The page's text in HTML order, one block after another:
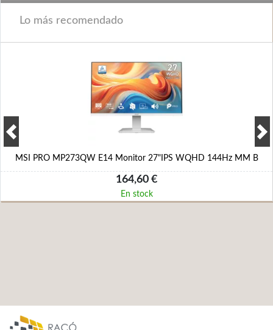
Lo más recomendado
MSI PRO MP273QW E14 Monitor 27"IPS WQHD 144Hz MM B
164,60 €
En stock